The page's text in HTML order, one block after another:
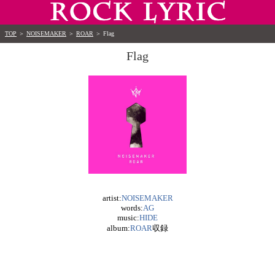
TOP ＞ NOISEMAKER ＞ ROAR ＞ Flag
Flag
artist:NOISEMAKER
words:AG
music:HIDE
album:ROAR収録